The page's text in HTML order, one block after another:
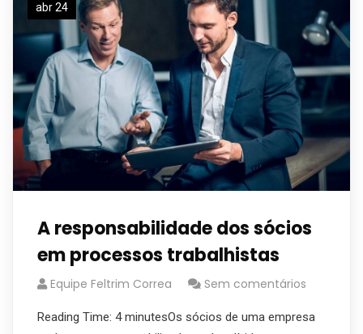
abr 24
A responsabilidade dos sócios
em processos trabalhistas
Equipe Feltrim Correa Sem comentários
Reading Time: 4 minutesOs sócios de uma empresa